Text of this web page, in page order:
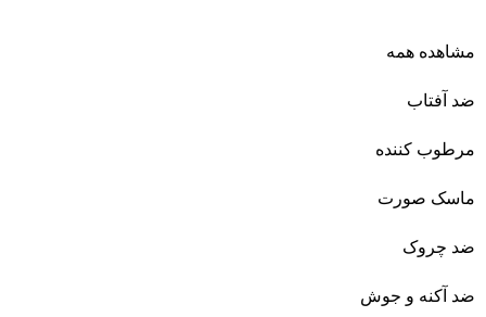
مشاهده همه
ضد آفتاب
مرطوب کننده
ماسک صورت
ضد چروک
ضد آکنه و جوش